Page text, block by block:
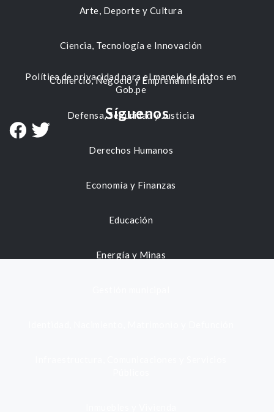
Arte, Deporte y Cultura
Ciencia, Tecnología e Innovación
Comercio, Negocio y Emprendimiento
Defensa, Seguridad y Justicia
Derechos Humanos
Economía y Finanzas
Educación
Energía y Minas
Política de privacidad para el manejo de datos en
Gob.pe
Síguenos